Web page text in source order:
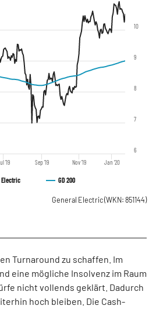
Electric GD 200
'19 Sep '19 Nov '19 Jan '20
6
7
8
9
10
General Electric(WKN: 851144)
Turnaround zu schaffen. Im
eine mögliche Insolvenz im Raum
nicht vollends geklärt. Dadurch
hoch bleiben. Die Cash-